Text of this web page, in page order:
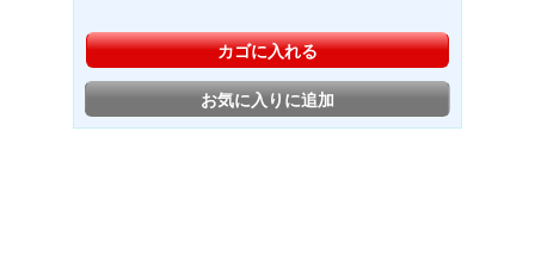
カゴに入れる
お気に入りに追加